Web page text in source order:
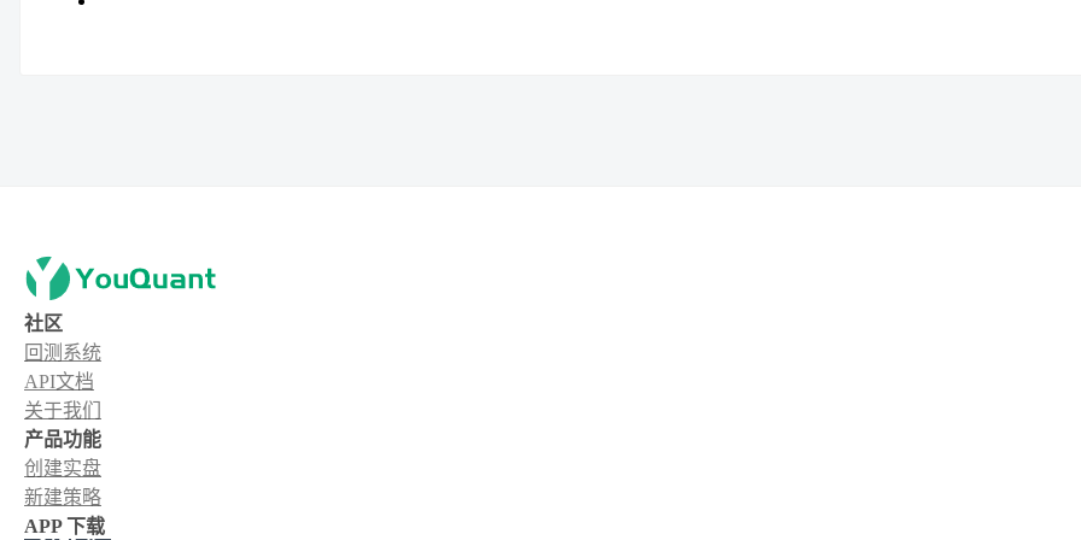
社区
回测系统
API文档
关于我们
产品功能
创建实盘
新建策略
APP 下载